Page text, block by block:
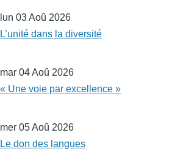
lun 03 Aoû 2026
L’unité dans la diversité
mar 04 Aoû 2026
« Une voie par excellence »
mer 05 Aoû 2026
Le don des langues